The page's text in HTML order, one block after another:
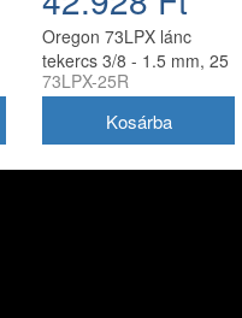
Oregon 73LPX lánc
tekercs 3/8 - 1.5 mm, 25
ft, 410 szem
73LPX-25R